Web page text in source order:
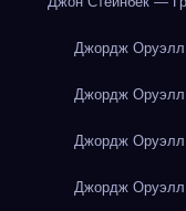
Джордж
Джордж
Джордж
Джордж